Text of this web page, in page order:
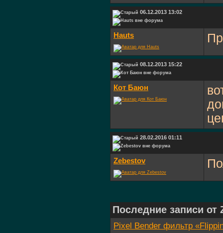
06.12.2013 13:02
Hauts
08.12.2013 15:22
Кот Баюн
28.02.2016 01:11
Zebestov
Последние записи от
Pixel Bender фильтр